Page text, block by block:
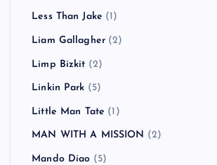
Less Than Jake (1)
Liam Gallagher (2)
Limp Bizkit (2)
Linkin Park (5)
Little Man Tate (1)
MAN WITH A MISSION (2)
Mando Diao (5)